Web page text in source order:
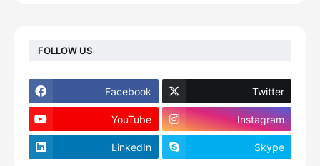
FOLLOW US
Facebook Twitter
YouTube Instagram
LinkedIn Skype